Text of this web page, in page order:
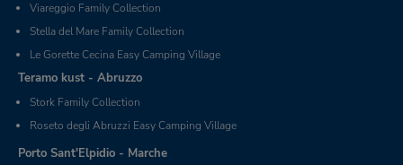
Viareggio Family Collection
Stella del Mare Family Collection
Le Gorette Cecina Easy Camping Village
Teramo kust - Abruzzo
Stork Family Collection
Roseto degli Abruzzi Easy Camping Village
Porto Sant'Elpidio - Marche